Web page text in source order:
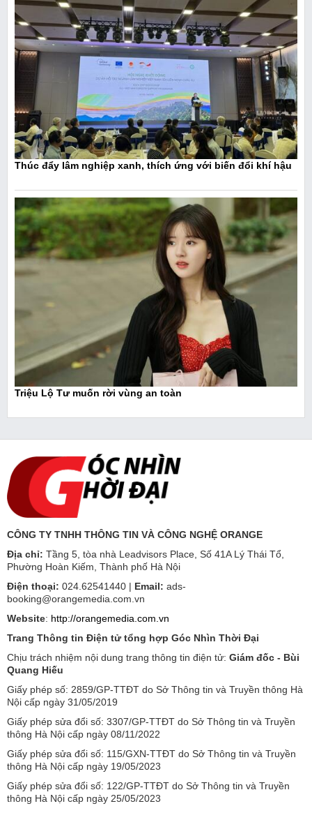
Thúc đẩy lâm nghiệp xanh, thích ứng với biến đổi khí hậu
Triệu Lộ Tư muốn rời vùng an toàn
CÔNG TY TNHH THÔNG TIN VÀ CÔNG NGHỆ ORANGE
Địa chỉ: Tầng 5, tòa nhà Leadvisors Place, Số 41A Lý Thái Tổ,
Phường Hoàn Kiếm, Thành phố Hà Nội
Điện thoại: 024.62541440 | Email: ads-
booking@orangemedia.com.vn
Website: http://orangemedia.com.vn
Trang Thông tin Điện tử tổng hợp Góc Nhìn Thời Đại
Chịu trách nhiệm nội dung trang thông tin điện tử: Giám đốc - Bùi
Quang Hiếu
Giấy phép số: 2859/GP-TTĐT do Sở Thông tin và Truyền thông Hà
Nội cấp ngày 31/05/2019
Giấy phép sửa đổi số: 3307/GP-TTĐT do Sở Thông tin và Truyền
thông Hà Nội cấp ngày 08/11/2022
Giấy phép sửa đổi số: 115/GXN-TTĐT do Sở Thông tin và Truyền
thông Hà Nội cấp ngày 19/05/2023
Giấy phép sửa đổi số: 122/GP-TTĐT do Sở Thông tin và Truyền
thông Hà Nội cấp ngày 25/05/2023